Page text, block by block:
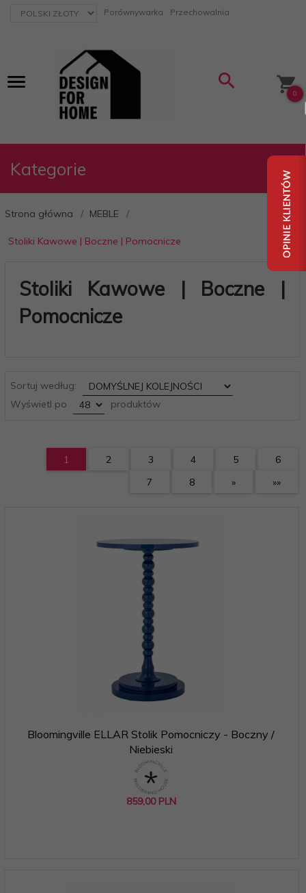
currency_h Porównywarka Przechowalnia
0
Kategorie
Strona główna MEBLE
Stoliki Kawowe | Boczne | Pomocnicze
Stoliki Kawowe | Boczne |
Pomocnicze
Sortuj według:
sort
Wyświetl po
pop produktów
1 2 3 4 5
6
7
8 » »»
Bloomingville ELLAR Stolik Pomocniczy - Boczny /
Niebieski
859,00 PLN